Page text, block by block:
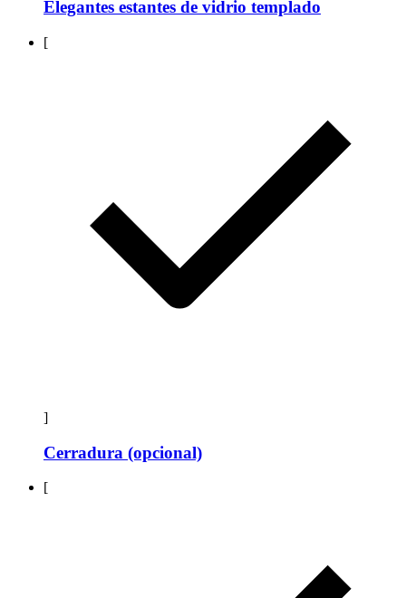
Elegantes estantes de vidrio templado
[
]
Cerradura (opcional)
[